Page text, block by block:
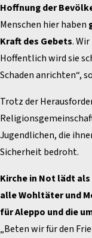
Hoffnung der
Menschen hier haben
Kraft des Gebets.
Hoffentlich wird sie
Schaden anrichten“,
Trotz der
Jugendlichen, die
Sicherheit bedroht.
Kirche in Not lädt
alle Wohltäter und
für Aleppo und die
„Beten wir für den